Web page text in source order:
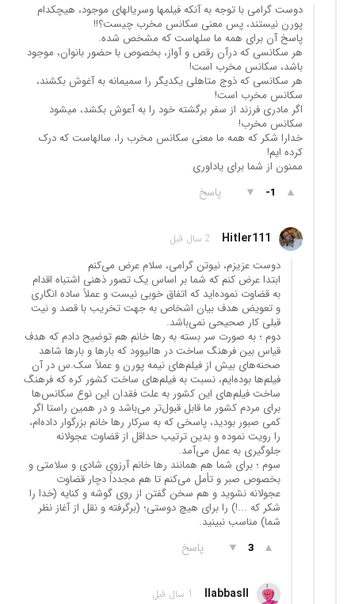
دوست گرامی با توجه به آنکه فیلمها وسریالهای موجود، هیچکدام
پورن نیستند، پس معنی سکانس مخرب چیست؟!!
پاسخ آن برای همه ما سلهاست که مشخص شده.
هر سکانسی که درآن رقص و آواز، بخصوص با حضور بانوان، موجود
باشد، سکانس مخرب است!
هر سکانسی که ذوج متاهلی یکدیگر را سمیمانه به آغوش بکشند،
سکانس مخرب است!
اگر مادری فرزند از سفر برگشته خود را به آعوش بکشد، میشود
سکانس مخرب!
خدارا شکر که همه ما معنی سکانس مخرب را، سالهاست که درک
کرده ایم!
ممنون از شما برای یاداوری
▲
-1
▼ پاسخ
Hitler111 2 سال قبل
دوست عزیزم، نیوتن گرامی، سلام عرض می‌کنم
ابتدا عرض کنم که شما بر اساس یک تصور ذهنی اشتباه اقدام
به قضاوت نموده‌اید که اتفاق خوبی نیست و عملاً ساده انگاری
و تعویض هدف بیان اشخاص به جهت تخریب با قصد و نیت
قبلی کار صحیحی نمی‌باشد.
دوم ؛ به صورت سر بسته به رها خانم هم توضیح دادم که هدف
قیاس بین فرهنگ ساخت در هالیوود که بارها و بارها شاهد
صحنه‌های بیش از فیلم‌های نیمه پورن و عملاً سک.س در آن
فیلم‌ها بوده‌ایم، نسبت به فیلم‌های ساخت کشور کره که فرهنگ
ساخت فیلم‌های این کشور به علت فقدان این نوع سکانس‌ها
برای مردم کشور ما قابل قبول‌تر می‌باشد و در همین راستا اگر
کمی صبور بودید، پاسخی که به سرکار رها خانم بزرگوار داده‌ام،
را رویت نموده و بدین ترتیب حداقل از قضاوت عجولانه
جلوگیری به عمل می‌آمد.
سوم ؛ برای شما هم همانند رها خانم آرزوی شادی و سلامتی و
بخصوص صبر و تأمل می‌کنم تا هم مجدداً دچار قضاوت
عجولانه نشوید و هم سخن گفتن از روی گوشه و کنایه (خدا را
شکر که ...!) را برای هیچ دوستی؛ (برگرفته و نقل از آغاز نظر
شما) مناسب نبینید.
▲
3
▼ پاسخ
llabbasll 1 سال قبل